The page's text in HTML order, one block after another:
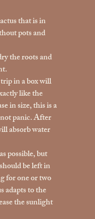
that is in
pots and
the roots and
in a box will
like the
in size, this is a
panic. After
absorb water
possible, but
be left in
for one or two
adapts to the
the sunlight